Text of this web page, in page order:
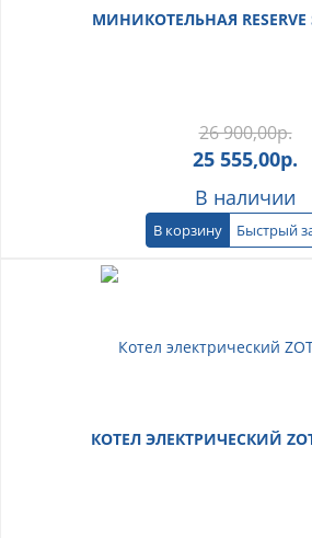
МИНИКОТЕЛЬНАЯ RESERVE
26 900,00р.
25 555,00р.
В наличии
В корзину Быстрый
КОТЕЛ ЭЛЕКТРИЧЕСКИЙ